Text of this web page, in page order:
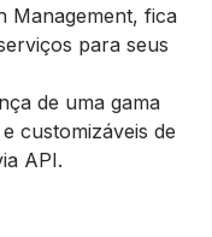
Management, fica
para seus
de uma gama
customizáveis de
API.